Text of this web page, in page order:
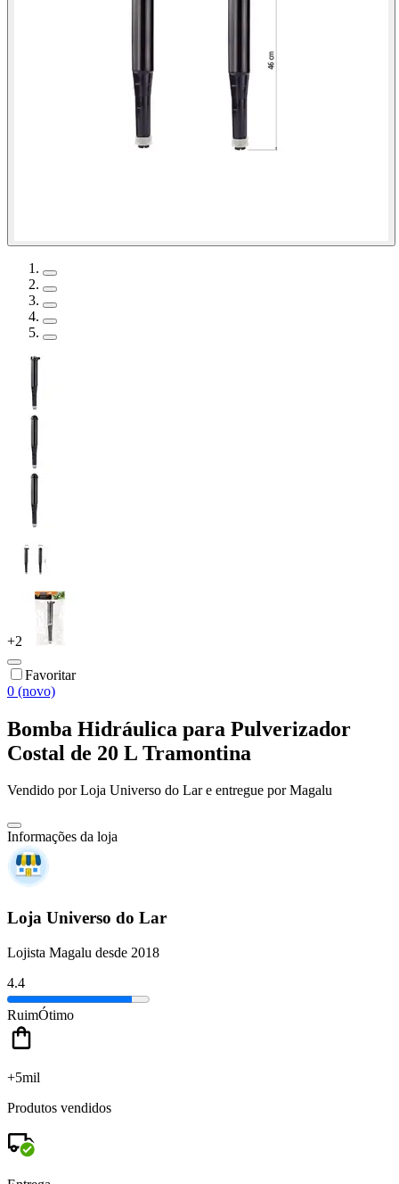
+2
Favoritar
0 (novo)
Bomba Hidráulica para Pulverizador
Costal de 20 L Tramontina
Vendido porLoja Universo do Lare entregue por Magalu
Informações da loja
Loja Universo do Lar
Lojista Magalu desde 2018
4.4
RuimÓtimo
+5mil
Produtos vendidos